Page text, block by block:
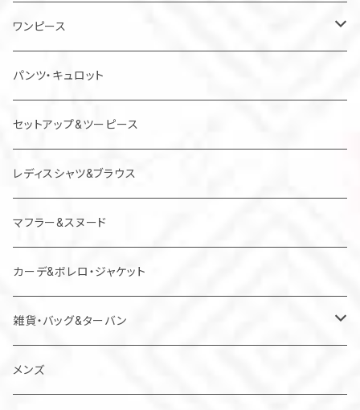
ワンピース
チュニック
ジャンパースカート
パンツ・キュロット
セットアップ&ツーピース
レディスシャツ&ブラウス
マフラー&スヌード
カーデ&ボレロ・ジャケット
雑貨・バッグ&ターバン
バッグ
メンズ